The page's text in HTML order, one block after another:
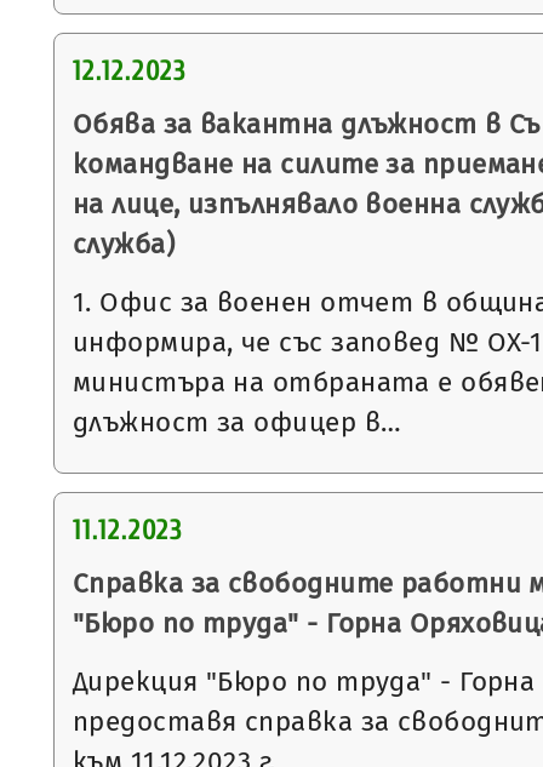
12.12.2023
Обява за вакантна длъжност в
командване на силите за
на лице, изпълнявало военна
служба)
1. Офис за военен отчет в
информира, че със заповед № ОХ-
министъра на отбраната е
длъжност за офицер в…
11.12.2023
Справка за свободните работни
"Бюро по труда" - Горна
Дирекция "Бюро по труда" -
предоставя справка за